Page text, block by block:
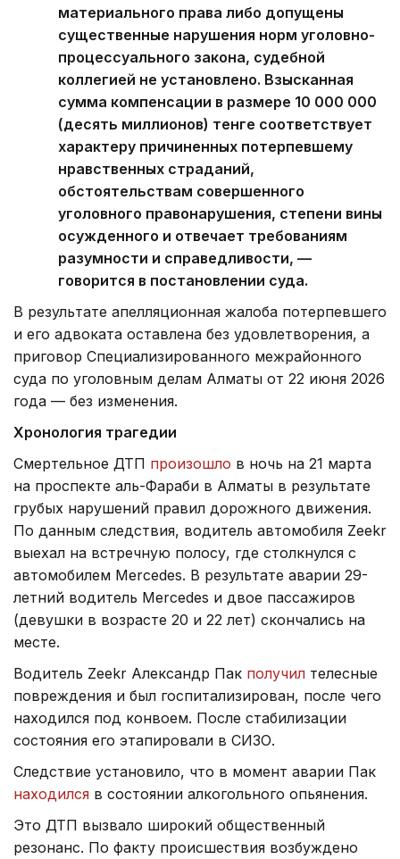
материального права либо допущены
существенные нарушения норм уголовно-
процессуального закона, судебной
коллегией не установлено. Взысканная
сумма компенсации в размере 10 000 000
(десять миллионов) тенге соответствует
характеру причиненных потерпевшему
нравственных страданий,
обстоятельствам совершенного
уголовного правонарушения, степени вины
осужденного и отвечает требованиям
разумности и справедливости, —
говорится в постановлении суда.
В результате апелляционная жалоба потерпевшего
и его адвоката оставлена без удовлетворения, а
приговор Специализированного межрайонного
суда по уголовным делам Алматы от 22 июня 2026
года — без изменения.
Хронология трагедии
Смертельное ДТП произошло в ночь на 21 марта
на проспекте аль-Фараби в Алматы в результате
грубых нарушений правил дорожного движения.
По данным следствия, водитель автомобиля Zeekr
выехал на встречную полосу, где столкнулся с
автомобилем Mercedes. В результате аварии 29-
летний водитель Mercedes и двое пассажиров
(девушки в возрасте 20 и 22 лет) скончались на
месте.
Водитель Zeekr Александр Пак получил телесные
повреждения и был госпитализирован, после чего
находился под конвоем. После стабилизации
состояния его этапировали в СИЗО.
Следствие установило, что в момент аварии Пак
находился в состоянии алкогольного опьянения.
Это ДТП вызвало широкий общественный
резонанс. По факту происшествия возбуждено